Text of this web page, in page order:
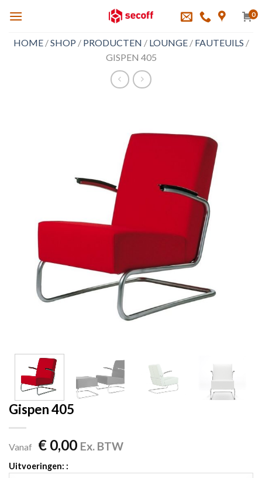
0
HOME/SHOP / PRODUCTEN / LOUNGE/ FAUTEUILS /
GISPEN 405
Gispen 405
Vanaf €0,00 Ex. BTW
Uitvoeringen: :